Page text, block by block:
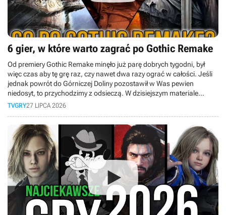
6 gier, w które warto zagrać po Gothic Remake
Od premiery Gothic Remake minęło już parę dobrych tygodni, był
więc czas aby tę grę raz, czy nawet dwa razy ograć w całości. Jeśli
jednak powrót do Górniczej Doliny pozostawił w Was pewien
niedosyt, to przychodzimy z odsieczą. W dzisiejszym materiale
przygotowaliśmy dla Was zestawienie gier, które idealnie sprawdzą
TVGRY27 LIPCA 2026